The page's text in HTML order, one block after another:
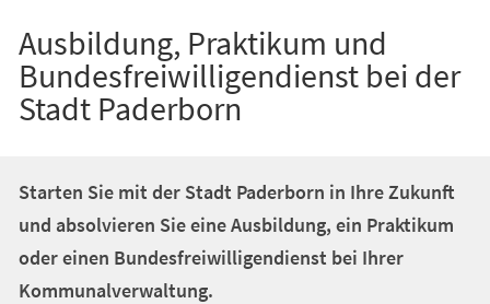
Ausbildung, Praktikum und
Bundesfreiwilligendienst bei der
Stadt Paderborn
Starten Sie mit der Stadt Paderborn in Ihre Zukunft
und absolvieren Sie eine Ausbildung, ein Praktikum
oder einen Bundesfreiwilligendienst bei Ihrer
Kommunalverwaltung.